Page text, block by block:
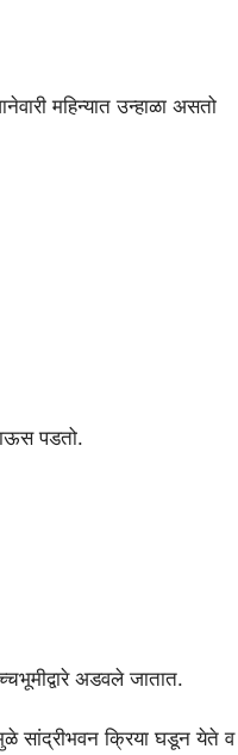
महिन्यात उन्हाळा असतो
पडतो.
अडवले जातात.
सांद्रीभवन क्रिया घडून येते व